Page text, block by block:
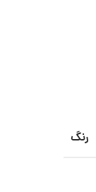
رنگ